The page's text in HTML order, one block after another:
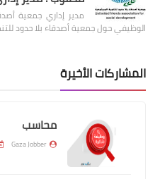
مدير إداري جمعية
الوظيفي حول جمعية أصدقاء بلا حدود
المشاركات الأخيرة
محاسب
Gaza Jobber